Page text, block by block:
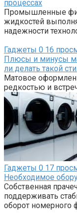
процессах
Промышленные
жидкостей
надежности
Гаджеты 0 16
Плюсы и минусы
ли делать такой
Матовое
редкостью и
Гаджеты 0 17
Необходимое
Собственная
поддерживать
оборот номерного